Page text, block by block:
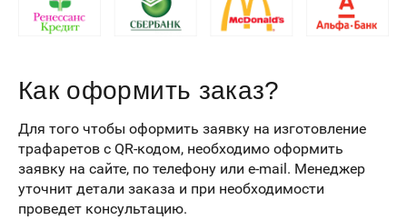
Как оформить заказ?
Для того чтобы оформить заявку на изготовление
трафаретов с QR-кодом, необходимо оформить
заявку на сайте, по телефону или e-mail. Менеджер
уточнит детали заказа и при необходимости
проведет консультацию.